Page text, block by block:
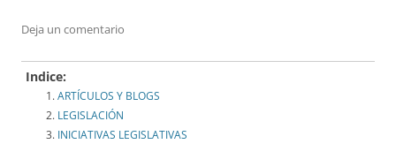
Deja un comentario
Indice:
ARTÍCULOS Y BLOGS
LEGISLACIÓN
INICIATIVAS LEGISLATIVAS